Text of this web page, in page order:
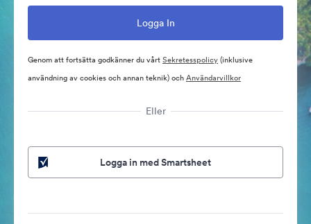
Genom att fortsätta godkänner du vårtSekretesspolicy(inklusive
användning av cookies och annan teknik) ochAnvändarvillkor
Eller
Logga in med Smartsheet